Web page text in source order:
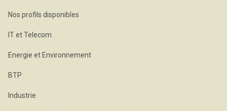
Nos profils disponibles
IT et Telecom
Energie et Environnement
BTP
Industrie